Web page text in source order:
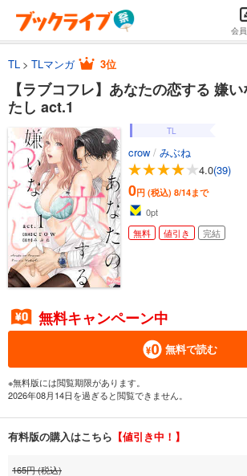
会
TL TLマンガ 3位
【ラブコフレ】あなたの恋する 嫌
たし act.1
TL
crow / みぶね
4.0(39)
0円 (税込) 8/14まで
0pt
無料
値引き 完結
無料キャンペーン中
無料で読む
※無料版には閲覧期限があります。
2026年08月14日を過ぎると閲覧できません。
有料版の購入はこちら 【値引き中！】
165円 (税込)